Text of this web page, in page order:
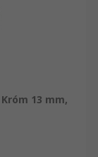
13 mm,